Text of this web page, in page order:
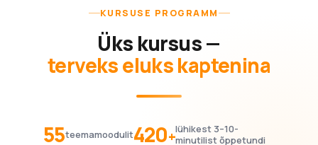
KURSUSE PROGRAMM
Üks kursus —
terveks eluks kaptenina
55teemamoodulit420+lühikest 3–10-
minutilist õppetundi